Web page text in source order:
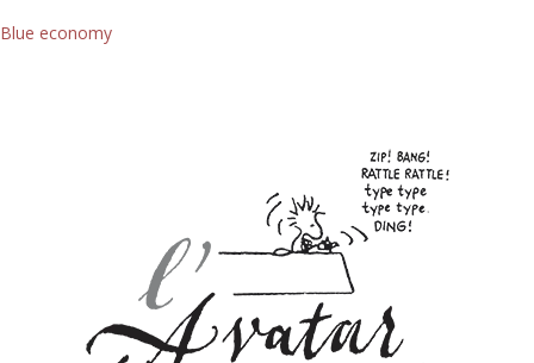
Blue economy